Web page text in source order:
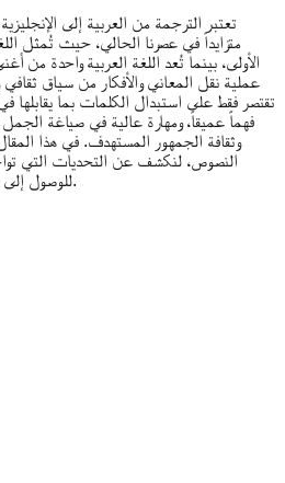
تعتبر الترجمة من العربية إلى
متزايداً في عصرنا الحالي، حيث تُمثل
الأولى، بينما تُعد اللغة العربية واحدة من
عملية نقل المعاني والأفكار من سياق
تقتصر فقط على استبدال الكلمات بما
فهماً عميقاً، ومهارة عالية في صياغة
وثقافة الجمهور المستهدف. في هذا
النصوص، لنكشف عن التحديات التي
للوصول إلى ترجمة احترافية خالية من الأخطاء.